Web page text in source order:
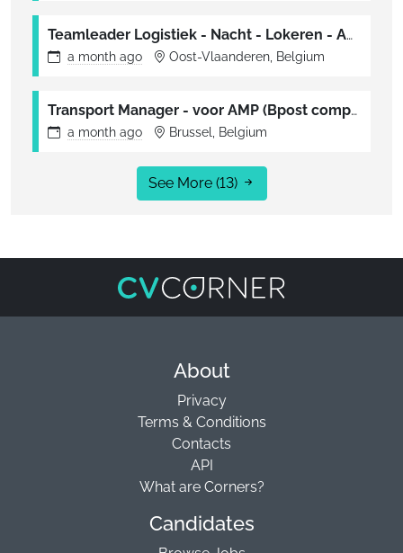
Teamleader Logistiek - Nacht - Lokeren - AMP (Bpost company)
a month ago Oost-Vlaanderen, Belgium
Transport Manager - voor AMP (Bpost company)
a month ago Brussel, Belgium
See More (13)
About
Privacy
Terms & Conditions
Contacts
API
What are Corners?
Candidates